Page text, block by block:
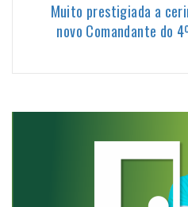
Muito prestigiada a
novo Comandante do